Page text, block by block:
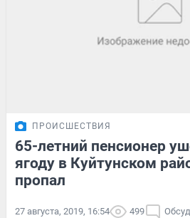
ПРОИСШЕСТВИЯ
65-летний пенсионер
ягоду в Куйтунском
пропал
27 августа, 2019, 16:54 499